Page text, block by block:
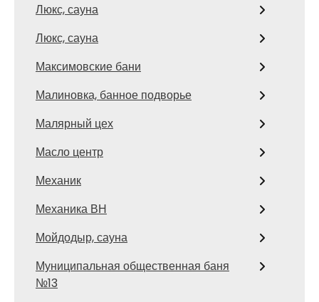
Люкс, сауна
Люкс, сауна
Максимовские бани
Малиновка, банное подворье
Малярный цех
Масло центр
Механик
Механика ВН
Мойдодыр, сауна
Муниципальная общественная баня
№13